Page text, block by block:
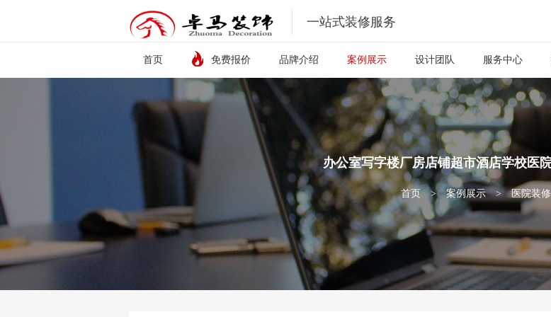
一站式装修服务
首页 免费报价 品牌介绍 案例展示 设计团队 服务中心
办公室写字楼厂房店铺超市酒店学校医
首页 > 案例展示 > 医院装修